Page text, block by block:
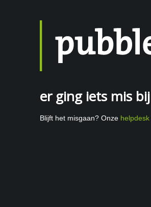
er ging iets mis
Blijft het misgaan? Onze helpdesk